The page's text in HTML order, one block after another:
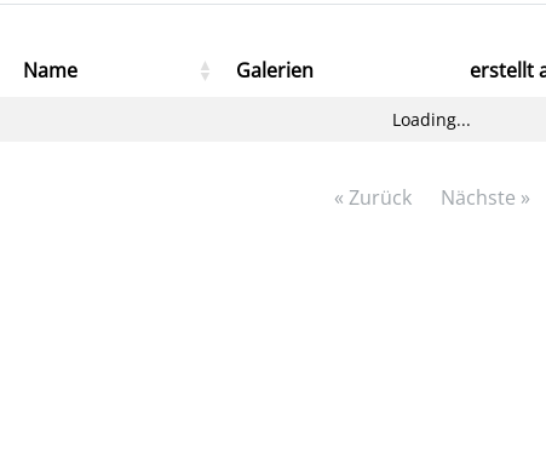
Name Galerien erstellt
Loading...
« Zurück Nächste »